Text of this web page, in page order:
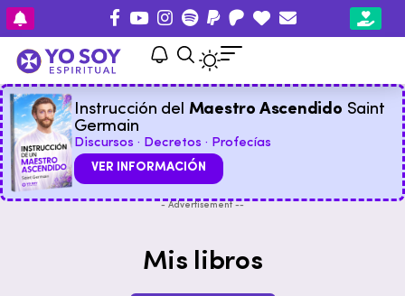
Instrucción del Maestro Ascendido Saint
Germain
Discursos · Decretos · Profecías
VER INFORMACIÓN
- Advertisement --
Mis libros